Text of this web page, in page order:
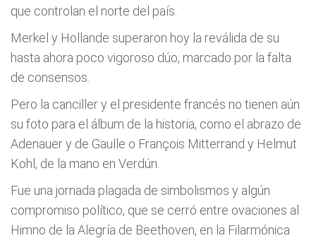
que controlan el norte del país.
Merkel y Hollande superaron hoy la reválida de su
hasta ahora poco vigoroso dúo, marcado por la falta
de consensos.
Pero la canciller y el presidente francés no tienen aún
su foto para el álbum de la historia, como el abrazo de
Adenauer y de Gaulle o François Mitterrand y Helmut
Kohl, de la mano en Verdún.
Fue una jornada plagada de simbolismos y algún
compromiso político, que se cerró entre ovaciones al
Himno de la Alegría de Beethoven, en la Filarmónica